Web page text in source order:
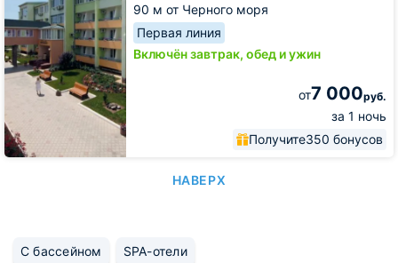
90 м от Черного моря
Первая линия
Включён завтрак, обед и ужин
от7 000руб.
за 1 ночь
Получите350 бонусов
НАВЕРХ
С бассейном SPA-отели